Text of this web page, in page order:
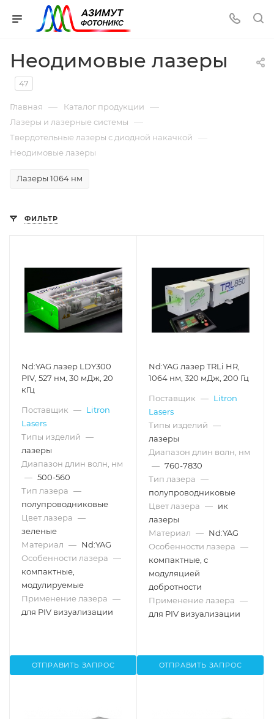
Неодимовые лазеры
47
Главная — Каталог продукции —
Лазеры и лазерные системы —
Твердотельные лазеры с диодной накачкой —
Неодимовые лазеры
Лазеры 1064 нм
ФИЛЬТР
Nd:YAG лазер LDY300
PIV, 527 нм, 30 мДж, 20
кГц
Поставщик — Litron
Lasers
Типы изделий —
лазеры
Диапазон длин волн, нм
— 500-560
Тип лазера —
полупроводниковые
Цвет лазера —
зеленые
Материал — Nd:YAG
Особенности лазера —
компактные,
модулируемые
Применение лазера —
для PIV визуализации
ОТПРАВИТЬ ЗАПРОС
Nd:YAG лазер TRLi HR,
1064 нм, 320 мДж, 200 Гц
Поставщик — Litron
Lasers
Типы изделий —
лазеры
Диапазон длин волн, нм
— 760-7830
Тип лазера —
полупроводниковые
Цвет лазера — ик
лазеры
Материал — Nd:YAG
Особенности лазера —
компактные, с
модуляцией
добротности
Применение лазера —
для PIV визуализации
ОТПРАВИТЬ ЗАПРОС